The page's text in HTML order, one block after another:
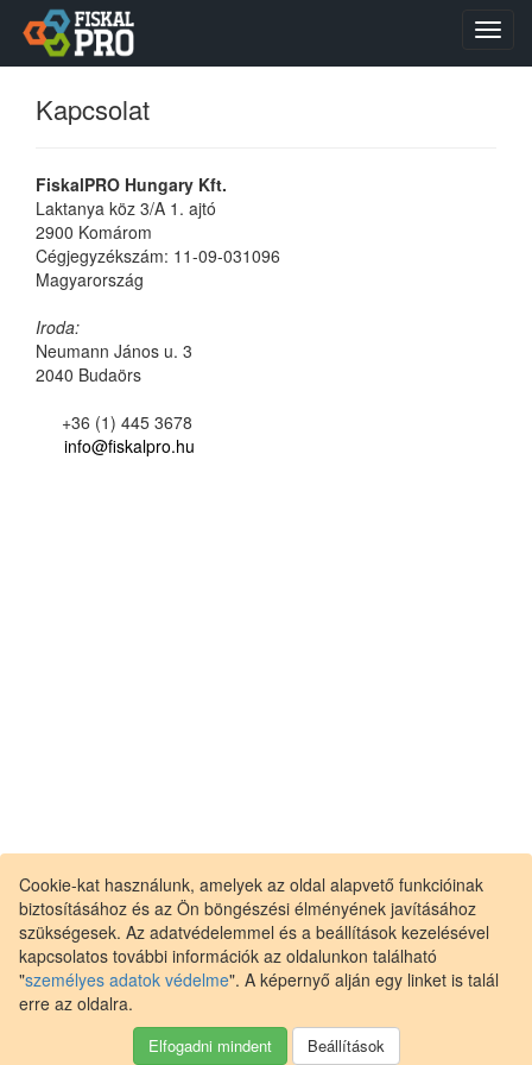
Cookie-kat használunk, amelyek az oldal alapvető funkcióinak
biztosításához és az Ön böngészési élményének javításához
szükségesek. Az adatvédelemmel és a beállítások kezelésével
kapcsolatos további információk az oldalunkon található
"személyes adatok védelme". A képernyő alján egy linket is talál
erre az oldalra.
Elfogadni mindent Beállítások
Kapcsolat
FiskalPRO Hungary Kft.
Laktanya köz 3/A 1. ajtó
2900 Komárom
Cégjegyzékszám: 11-09-031096
Magyarország
Iroda:
Neumann János u. 3
2040 Budaörs
+36 (1) 445 3678
info@fiskalpro.hu
személyes adatok védelme